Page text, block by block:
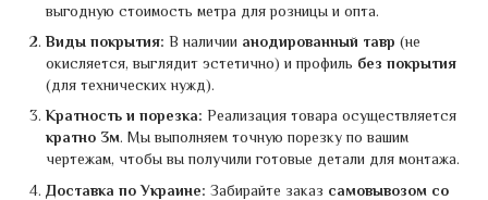
выгодную стоимость метра для розницы и опта.
Виды покрытия: В наличии анодированный тавр (не
окисляется, выглядит эстетично) и профиль без покрытия
(для технических нужд).
Кратность и порезка: Реализация товара осуществляется
кратно 3м. Мы выполняем точную порезку по вашим
чертежам, чтобы вы получили готовые детали для монтажа.
Доставка по Украине: Забирайте заказ самовывозом со